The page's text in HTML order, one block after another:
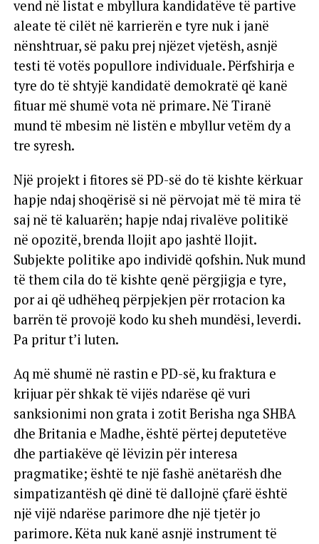
vend në listat e mbyllura kandidatëve të partive
aleate të cilët në karrierën e tyre nuk i janë
nënshtruar, së paku prej njëzet vjetësh, asnjë
testi të votës popullore individuale. Përfshirja e
tyre do të shtyjë kandidatë demokratë që kanë
fituar më shumë vota në primare. Në Tiranë
mund të mbesim në listën e mbyllur vetëm dy a
tre syresh.
Një projekt i fitores së PD-së do të kishte kërkuar
hapje ndaj shoqërisë si në përvojat më të mira të
saj në të kaluarën; hapje ndaj rivalëve politikë
në opozitë, brenda llojit apo jashtë llojit.
Subjekte politike apo individë qofshin. Nuk mund
të them cila do të kishte qenë përgjigja e tyre,
por ai që udhëheq përpjekjen për rrotacion ka
barrën të provojë kodo ku sheh mundësi, leverdi.
Pa pritur t’i luten.
Aq më shumë në rastin e PD-së, ku fraktura e
krijuar për shkak të vijës ndarëse që vuri
sanksionimi non grata i zotit Berisha nga SHBA
dhe Britania e Madhe, është përtej deputetëve
dhe partiakëve që lëvizin për interesa
pragmatike; është te një fashë anëtarësh dhe
simpatizantësh që dinë të dallojnë çfarë është
një vijë ndarëse parimore dhe një tjetër jo
parimore. Këta nuk kanë asnjë instrument të